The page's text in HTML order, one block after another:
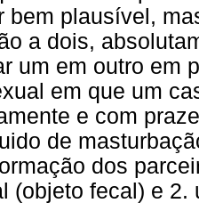
bem plausível,
a dois,
um em outro em
em que um
e com
de
dos
(objeto fecal) e